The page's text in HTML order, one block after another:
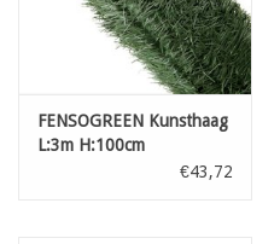
FENSOGREEN Kunsthaag
L:3m H:100cm
€43,72